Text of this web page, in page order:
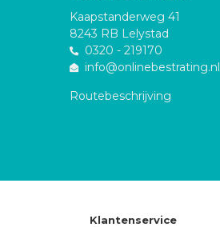
Kaapstanderweg 41
8243 RB Lelystad
0320 - 219170
info@onlinebestrating.nl
Routebeschrijving
Klantenservice